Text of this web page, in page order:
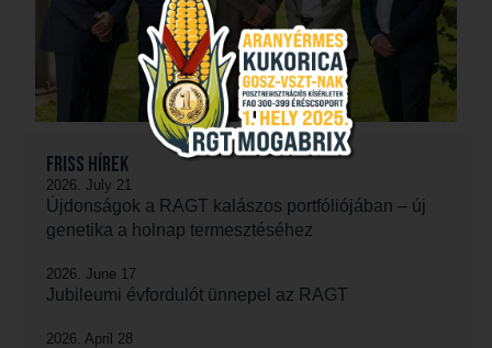
Friss hírek
2026. July 21
Újdonságok a RAGT kalászos portfóliójában – új
genetika a holnap termesztéséhez
2026. June 17
Jubileumi évfordulót ünnepel az RAGT
2026. April 28